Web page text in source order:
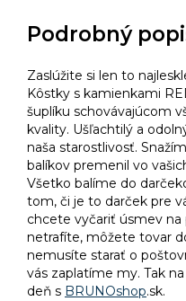
Podrobný
Zaslúžite si len to
Kôstky s kamienkami
šuplíku schovávajúcom
kvality. Ušľachtilý a
naša starostlivosť.
balíkov premenil vo
Všetko balíme do
tom, či je to darček pre
chcete vyčariť úsmev na
netrafíte, môžete tovar
nemusíte starať o
vás zaplatíme my. Tak
deň s BRUNOshop.sk.